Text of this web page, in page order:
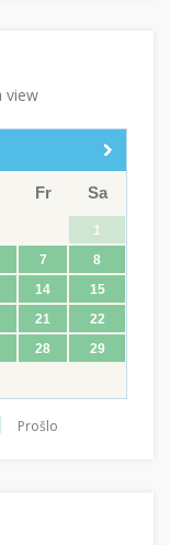
view
Fr Sa
1
7
8
14
15
21
22
28
29
Prošlo